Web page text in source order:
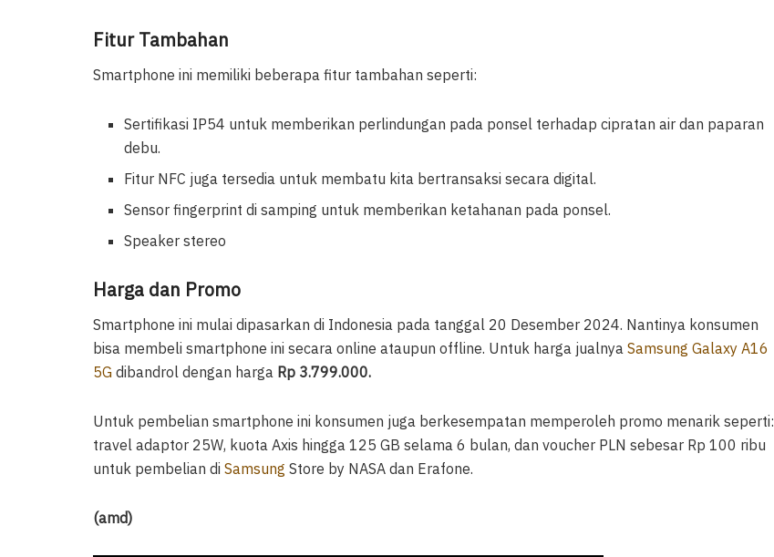
Fitur Tambahan
Smartphone ini memiliki beberapa fitur tambahan seperti:
Sertifikasi IP54 untuk memberikan perlindungan pada ponsel terhadap cipratan air dan paparan
debu.
Fitur NFC juga tersedia untuk membatu kita bertransaksi secara digital.
Sensor fingerprint di samping untuk memberikan ketahanan pada ponsel.
Speaker stereo
Harga dan Promo
Smartphone ini mulai dipasarkan di Indonesia pada tanggal 20 Desember 2024. Nantinya konsumen
bisa membeli smartphone ini secara online ataupun offline. Untuk harga jualnya Samsung Galaxy A16
5G dibandrol dengan harga Rp 3.799.000.
Untuk pembelian smartphone ini konsumen juga berkesempatan memperoleh promo menarik seperti:
travel adaptor 25W, kuota Axis hingga 125 GB selama 6 bulan, dan voucher PLN sebesar Rp 100 ribu
untuk pembelian di Samsung Store by NASA dan Erafone.
(amd)